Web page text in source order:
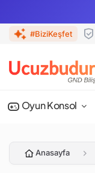
#BiziKeşfet
Oyun Konsol
Anasayfa